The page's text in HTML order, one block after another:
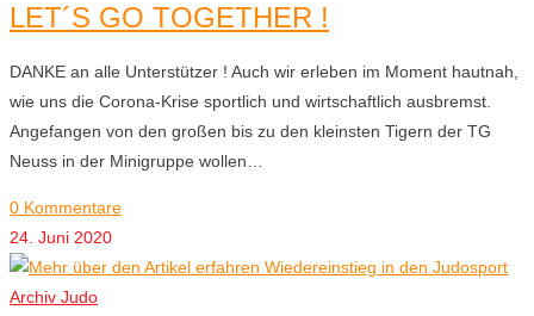
LET´S GO TOGETHER !
DANKE an alle Unterstützer ! Auch wir erleben im Moment hautnah,
wie uns die Corona-Krise sportlich und wirtschaftlich ausbremst.
Angefangen von den großen bis zu den kleinsten Tigern der TG
Neuss in der Minigruppe wollen…
0 Kommentare
24. Juni 2020
Archiv Judo